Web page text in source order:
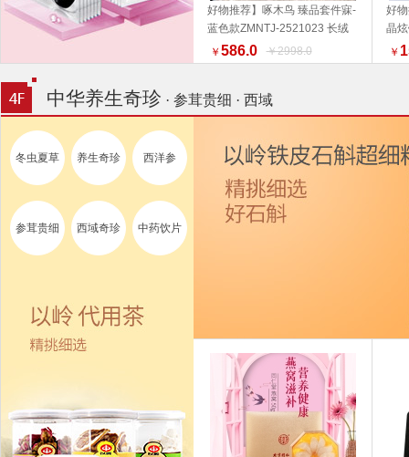
好物推荐】啄木鸟 臻品套件寐-
蓝色款ZMNTJ-2521023 长绒
棉 家纺 品质生活 健康生活家居
特惠促销】】 家纺
￥ 586.0 ￥2998.0
好
晶
14
换
￥
中华养生奇珍 · 参茸贵细 · 西域
冬虫夏草 养生奇珍 西洋参
参茸贵细 西域奇珍 中药饮片